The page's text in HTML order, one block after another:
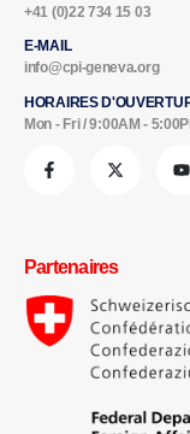
+41 (0)22 734 15 03
E-MAIL
info@cpi-geneva.org
HORAIRES
Mon - Fri / 9:00AM -
Partenaires